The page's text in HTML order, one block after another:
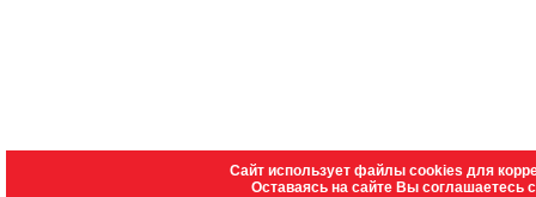
Сайт использует файлы cookies для
Оставаясь на сайте Вы соглашаетесь